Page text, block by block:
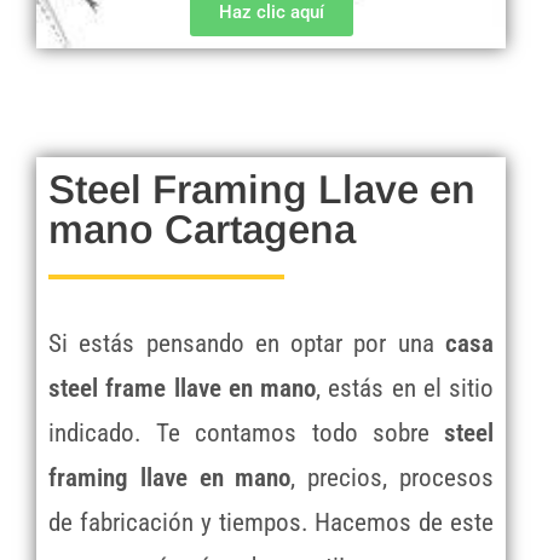
Haz clic aquí
Steel Framing Llave en
mano Cartagena
Si estás pensando en optar por una casa
steel frame llave en mano, estás en el sitio
indicado. Te contamos todo sobre steel
framing llave en mano, precios, procesos
de fabricación y tiempos. Hacemos de este